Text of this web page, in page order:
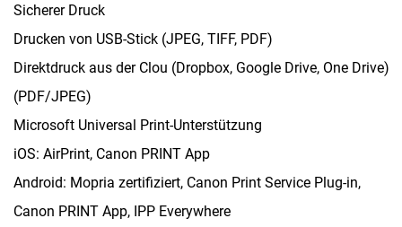
Sicherer Druck
Drucken von USB-Stick (JPEG, TIFF, PDF)
Direktdruck aus der Clou (Dropbox, Google Drive, One Drive)
(PDF/JPEG)
Microsoft Universal Print-Unterstützung
iOS: AirPrint, Canon PRINT App
Android: Mopria zertifiziert, Canon Print Service Plug-in,
Canon PRINT App, IPP Everywhere